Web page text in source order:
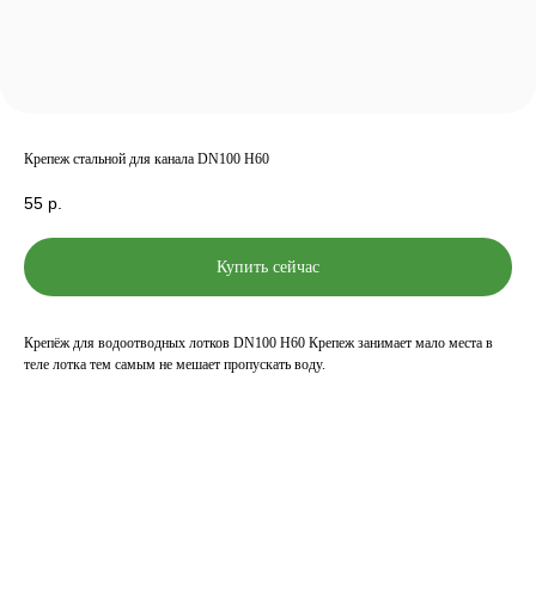
Крепеж стальной для канала DN100 H60
55 р.
Купить сейчас
Крепёж для водоотводных лотков DN100 H60 Крепеж занимает мало места в
теле лотка тем самым не мешает пропускать воду.